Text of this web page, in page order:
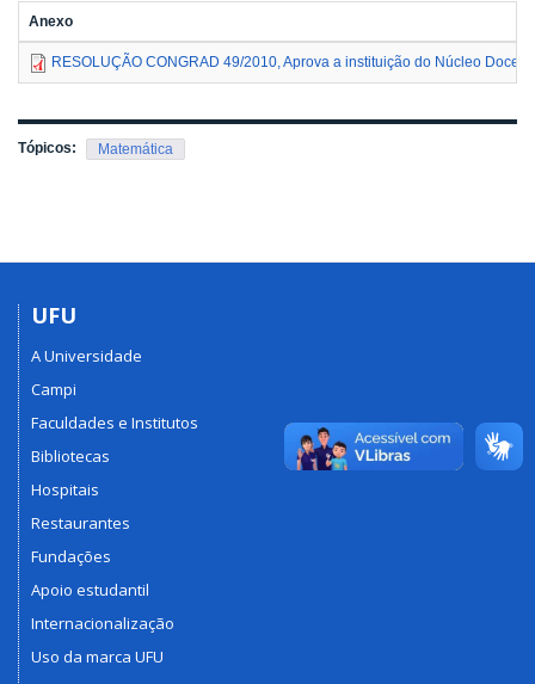
Anexo
RESOLUÇÃO CONGRAD 49/2010, Aprova a instituição do Núcleo
Tópicos: Matemática
UFU
A Universidade
Campi
Faculdades e Institutos
Bibliotecas
Hospitais
Restaurantes
Fundações
Apoio estudantil
Internacionalização
Uso da marca UFU